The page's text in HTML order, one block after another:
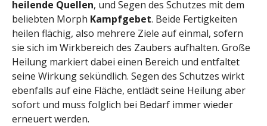
heilende Quellen, und Segen des Schutzes mit dem
beliebten Morph Kampfgebet. Beide Fertigkeiten
heilen flächig, also mehrere Ziele auf einmal, sofern
sie sich im Wirkbereich des Zaubers aufhalten. Große
Heilung markiert dabei einen Bereich und entfaltet
seine Wirkung sekündlich. Segen des Schutzes wirkt
ebenfalls auf eine Fläche, entlädt seine Heilung aber
sofort und muss folglich bei Bedarf immer wieder
erneuert werden.